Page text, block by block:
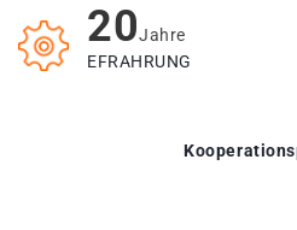
20Jahre
EFRAHRUNG